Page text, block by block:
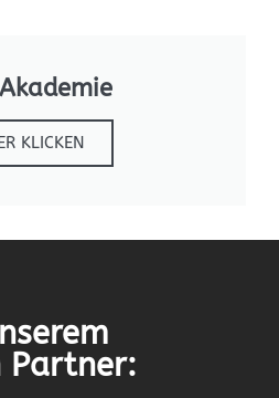
KLICKEN
Partner: